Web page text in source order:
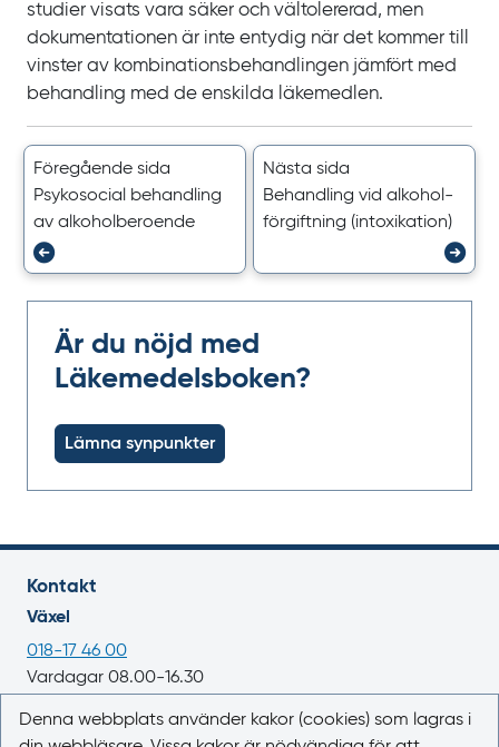
studier visats vara säker och vältolererad, men
dokumentationen är inte entydig när det kommer till
vinster av kombinationsbehandlingen jämfört med
behandling med de enskilda läkemedlen.
Föregående sida
Psykosocial behandling
av alkoholberoende
Nästa sida
Behandling vid alkohol­
förgiftning (intoxikation)
Är du nöjd med
Läkemedelsboken?
Lämna synpunkter
Kontakt
Växel
018-17 46 00
Vardagar 08.00-16.30
E-post
Denna webbplats använder kakor (cookies) som lagras i